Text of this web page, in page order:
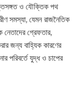
ও যৌক্তিক পথ
সমস্যা, যেমন রাজনৈতিক
নেতাদের গ্রেফতার,
জন্য বাহ্যিক কারণের
পরিবর্তে যুদ্ধ ও চাপের